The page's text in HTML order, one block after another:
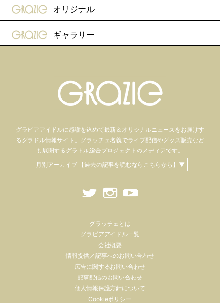
gravure-grazie
オリジナル
gravure-grazie
ギャラリー
グラビアアイドルに感謝を込めて最新＆オリジナルニュースをお届けす
るグラドル情報サイト。 グラッチェ名義でライブ配信やグッズ販売など
も 展開するグラドル総合プロジェクトのメディアです。
月別アーカイブ 【過去の記事を読むならこちらから】▼
グラッチェとは
グラビアアイドル一覧
会社概要
情報提供／記事へのお問い合わせ
広告に関するお問い合わせ
記事配信のお問い合わせ
個人情報保護方針について
Cookieポリシー